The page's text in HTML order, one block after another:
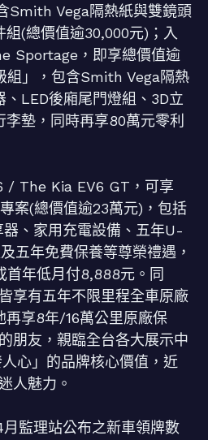
Smith Vega隔熱紙與雙鏡頭
(總價值逾30,000元)；入
Sportage，即享總價值逾
組」，包含Smith Vega隔熱
LED後廂尾門燈組、3D立
墊，同時再享80萬元零利
/ The Kia EV6 GT，可享
案(總價值逾23萬元)，包括
、家用充電設備、五年U-
五年免費保養等尊榮禮遇，
首年低月付8,888元。同
享有五年不限里程全車原廠
再享8年/16萬公里原廠保
朋友，親臨全台各大展示中
心」的品牌核心價值，近
人魅力。
監理站公布之新車領牌數